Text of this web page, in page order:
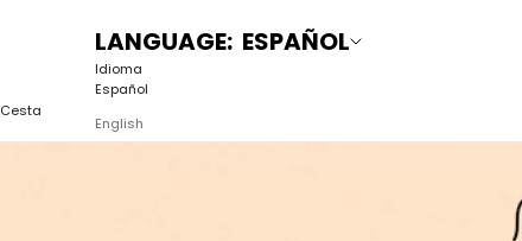
LANGUAGE: ESPAÑOL
Idioma
Español
English
Cesta